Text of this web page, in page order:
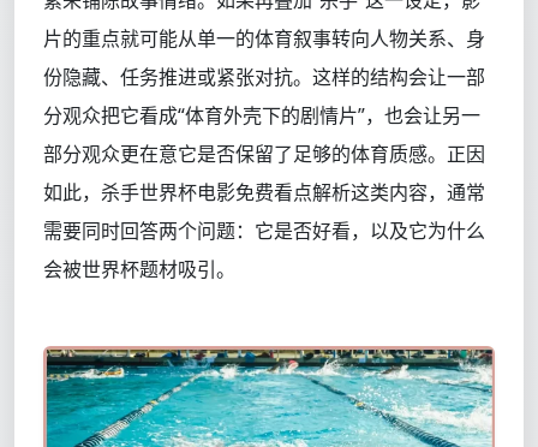
片的重点就可能从单一的体育叙事转向人物关系、身
份隐藏、任务推进或紧张对抗。这样的结构会让一部
分观众把它看成“体育外壳下的剧情片”，也会让另一
部分观众更在意它是否保留了足够的体育质感。正因
如此，杀手世界杯电影免费看点解析这类内容，通常
需要同时回答两个问题：它是否好看，以及它为什么
会被世界杯题材吸引。